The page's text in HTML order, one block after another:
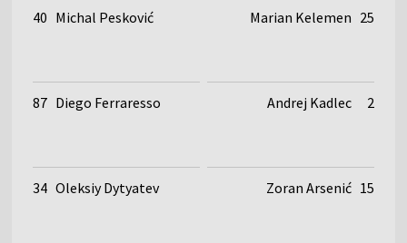
40 Michal Pesković
87 Diego Ferraresso
34 Oleksiy Dytyatev
Marian Kelemen 25
Andrej Kadlec 2
Zoran Arsenić 15